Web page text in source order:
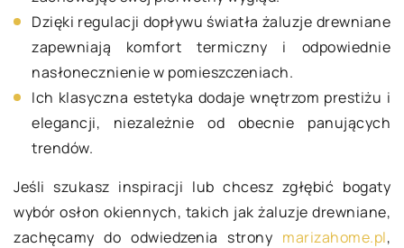
Dzięki regulacji dopływu światła żaluzje drewniane
zapewniają komfort termiczny i odpowiednie
nasłonecznienie w pomieszczeniach.
Ich klasyczna estetyka dodaje wnętrzom prestiżu i
elegancji, niezależnie od obecnie panujących
trendów.
Jeśli szukasz inspiracji lub chcesz zgłębić bogaty
wybór osłon okiennych, takich jak żaluzje drewniane,
zachęcamy do odwiedzenia strony marizahome.pl,